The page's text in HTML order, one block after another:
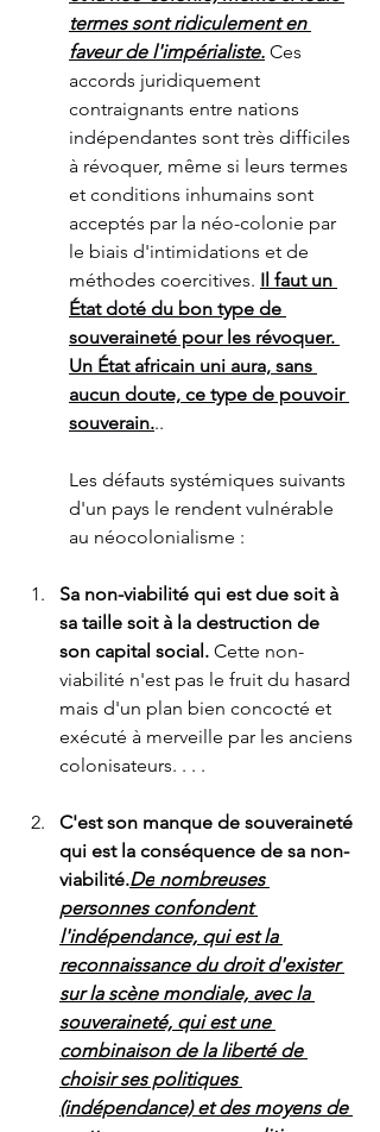
termes sont ridiculement en
faveur de l'impérialiste. Ces
accords juridiquement
contraignants entre nations
indépendantes sont très difficiles
à révoquer, même si leurs termes
et conditions inhumains sont
acceptés par la néo-colonie par
le biais d'intimidations et de
méthodes coercitives. Il faut un
État doté du bon type de
souveraineté pour les révoquer.
Un État africain uni aura, sans
aucun doute, ce type de pouvoir
souverain...
Les défauts systémiques suivants
d'un pays le rendent vulnérable
au néocolonialisme :
Sa non-viabilité qui est due soit à
sa taille soit à la destruction de
son capital social. Cette non-
viabilité n'est pas le fruit du hasard
mais d'un plan bien concocté et
exécuté à merveille par les anciens
colonisateurs. . . .
C'est son manque de souveraineté
qui est la conséquence de sa non-
viabilité.De nombreuses
personnes confondent
l'indépendance, qui est la
reconnaissance du droit d'exister
sur la scène mondiale, avec la
souveraineté, qui est une
combinaison de la liberté de
choisir ses politiques
(indépendance) et des moyens de